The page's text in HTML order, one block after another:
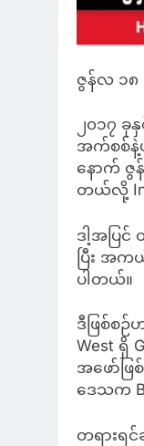
ဇွန်လ ၁၈
၂၀၁၇ ခု
အက်စစ်နဲ့
နောက် ဇွ
တယ်လို့
ဒါ့အပြ
ပြီး အ
ပါတယ်။
ဒီဖြစ်စဉ်
West ရှိ
အဖော်ဖ
ဒေသက
တရားရ